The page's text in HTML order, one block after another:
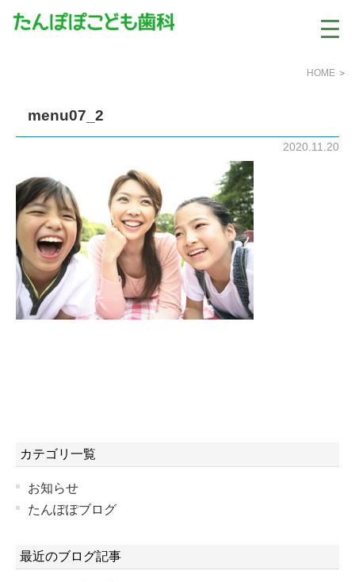
HOME ＞
menu07_2
2020.11.20
カテゴリ一覧
お知らせ
たんぽぽブログ
最近のブログ記事